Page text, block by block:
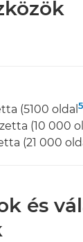
(5100 oldal 5
(10 000
(21 000
és